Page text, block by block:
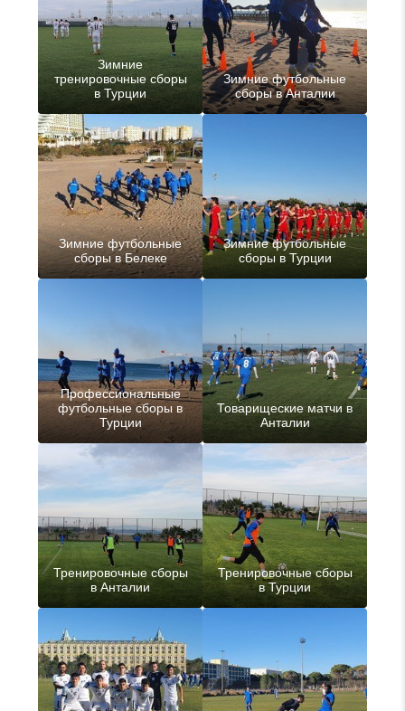
Зимние
тренировочные сборы
в Турции
Зимние футбольные
сборы в Анталии
Зимние футбольные
сборы в Белеке
Зимние футбольные
сборы в Турции
Профессиональные
футбольные сборы в
Турции
Товарищеские матчи в
Анталии
Тренировочные сборы
в Анталии
Тренировочные сборы
в Турции